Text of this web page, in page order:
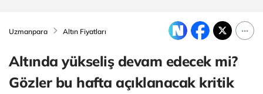
Uzmanpara Altın Fiyatları
Altında yükseliş devam edecek mi?
Gözler bu hafta açıklanacak kritik